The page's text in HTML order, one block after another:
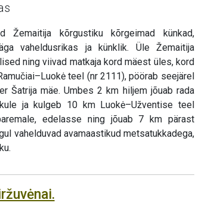
Žemaitija kõrgustiku kõrgeimad künkad,
vaheldusrikas ja künklik. Üle Žemaitija
ning viivad matkaja kord mäest üles, kord
teel (nr 2111), pöörab seejärel
Šatrija mäe. Umbes 2 km hiljem jõuab rada
ja kulgeb 10 km Luokė–Užventise teel
edelasse ning jõuab 7 km pärast
vahelduvad avamaastikud metsatukkadega,